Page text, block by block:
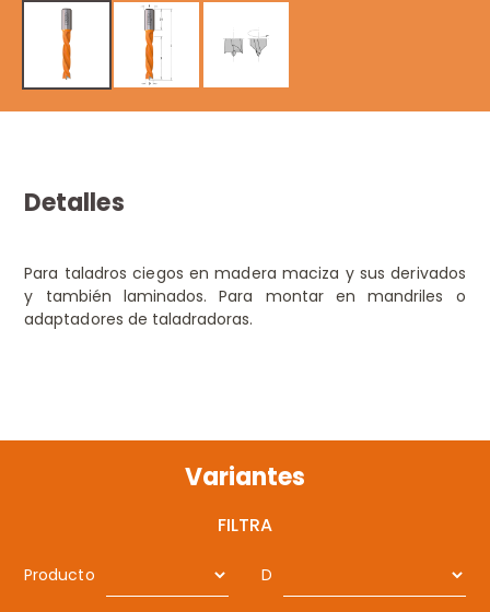
Detalles
Para taladros ciegos en madera maciza y sus derivados
y también laminados. Para montar en mandriles o
adaptadores de taladradoras.
Variantes
FILTRA
Producto D